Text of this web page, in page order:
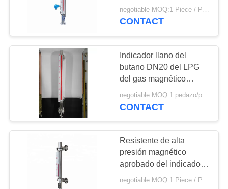
ÉNTRENOS
EN
CONTACTO
CITA
llano de aceite calibra
buena confiabilidad
negotiable MOQ:1 Piece / Pieces
CONTACT
Indicador llano del
butano DN20 del LPG
del gas magnético
especial de Digita
CONTACT
Resistente de alta
presión magnético
aprobado del indicador
llano del flotador
negotiable MOQ:1 Piece / Pieces